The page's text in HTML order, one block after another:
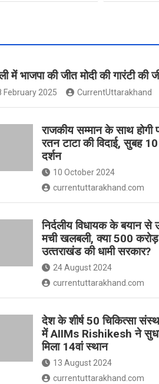
में भाजपा की जीत मोदी की गारंटी की
February 2025 CurrentUttarakhand
राजकीय सम्मान के साथ होगी
रतन टाटा की विदाई, सुबह
दर्शन
10 October 2024
currentuttarakhand.com
निर्दलीय विधायक के बयान से
मची खलबली, क्‍या 500 करोड़
उत्‍तराखंड की धामी सरकार?
24 August 2024
currentuttarakhand.com
देश के शीर्ष 50 चिकित्सा
में AIIMs Rishikesh ने
मिला 14वां स्थान
13 August 2024
currentuttarakhand.com